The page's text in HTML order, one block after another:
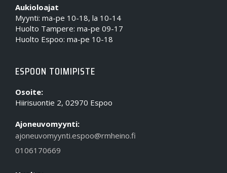
Aukioloajat
Myynti: ma-pe 10-18, la 10-14
Huolto Tampere: ma-pe 09-17
Huolto Espoo: ma-pe 10-18
ESPOON TOIMIPISTE
Osoite:
Hiirisuontie 2, 02970 Espoo
Ajoneuvomyynti:
ajoneuvomyynti.espoo@rmheino.fi
0106170669